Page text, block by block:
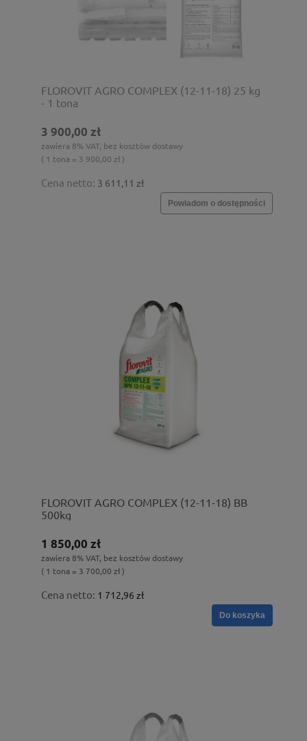
FLOROVIT AGRO COMPLEX (12-11-18) 25 kg
- 1 tona
3 900,00 zł
zawiera 8% VAT, bez kosztów dostawy
( 1 tona = 3 900,00 zł )
Cena netto: 3 611,11 zł
Powiadom o dostępności
FLOROVIT AGRO COMPLEX (12-11-18) BB
500kg
1 850,00 zł
zawiera 8% VAT, bez kosztów dostawy
( 1 tona = 3 700,00 zł )
Cena netto: 1 712,96 zł
Do koszyka